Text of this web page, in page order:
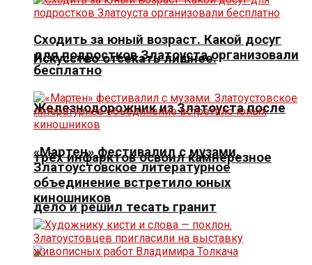
Искусство отсекать лишнее.
Железнодорожник из Златоуста после
трёх инфарктов освоил камнерезное
дело и решил тесать гранит
Сходить за юный возраст. Какой досуг
для подростков Златоуста организовали
бесплатно
«Мартен» фестивалил с музами.
Златоустовское литературное
объединение встретило юных
киношников